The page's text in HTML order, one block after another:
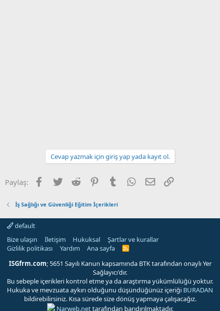
Cevap yazmak için giriş yap yada kayıt ol.
Paylaş: Facebook
Twitter Reddit PinterestTumblr WhatsApp
E-posta
İş Sağlığı ve Güvenliği Eğitim İçerikleri
default
Bize ulaşın
İletişim Hukuksal
Şartlar ve kurallar
Gizlilik politikası
Yardım Ana sayfa
R
S
ISGfrm.com; 5651 Sayılı Kanun kapsamında BTK tarafından onaylı Yer
Sağlayıcı'dır.
Bu sebeple içerikleri kontrol etme ya da araştırma yükümlülüğü yoktur.
Hukuka ve mevzuata aykırı olduğunu düşündüğünüz içeriği BURADAN
bildirebilirsiniz. Kısa sürede size dönüş yapmaya çalışacağız.
Narweb.nettarafından barıdırılmaktadır.